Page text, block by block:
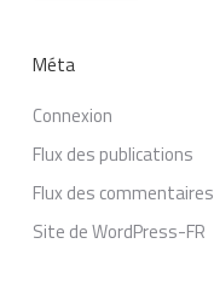
Méta
Connexion
Flux des publications
Flux des commentaires
Site de WordPress-FR